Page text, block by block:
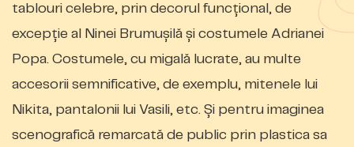
tablouri celebre, prin decorul funcţional, de
excepţie al Ninei Brumuşilă şi costumele Adrianei
Popa. Costumele, cu migală lucrate, au multe
accesorii semnificative, de exemplu, mitenele lui
Nikita, pantalonii lui Vasili, etc. Şi pentru imaginea
scenografică remarcată de public prin plastica sa